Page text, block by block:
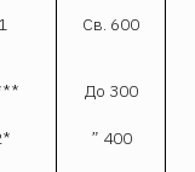
1 Св. 600
До 300
” 400